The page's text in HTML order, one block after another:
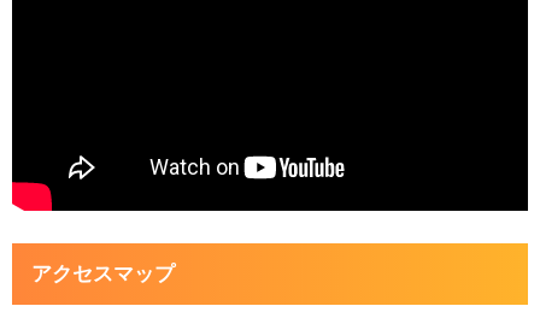
アクセスマップ